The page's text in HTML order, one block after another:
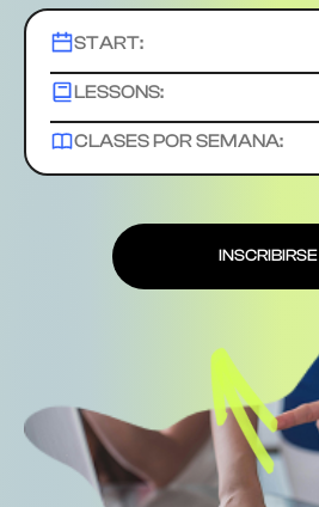
START:
LESSONS:
CLASES POR SEMANA:
INSCRIBIRSE